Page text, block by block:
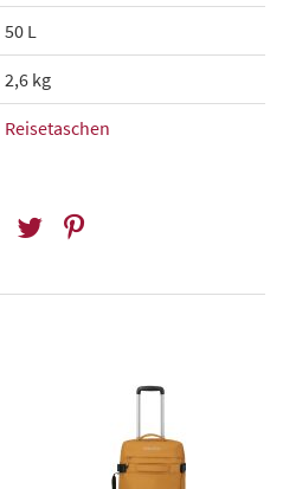
50 L
2,6 kg
Reisetaschen